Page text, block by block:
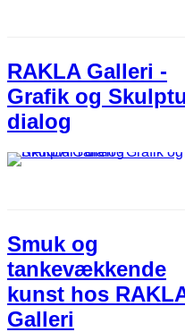
RAKLA Galleri -
Grafik og
dialog
Smuk og
tankevækkende
kunst hos
Galleri